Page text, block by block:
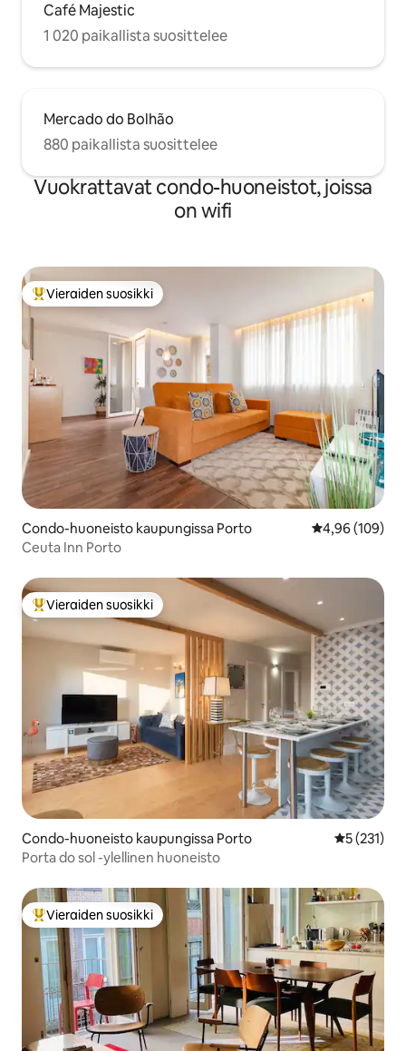
Café Majestic
1 020 paikallista suosittelee
Mercado do Bolhão
880 paikallista suosittelee
Vuokrattavat condo-huoneistot, joissa
on wifi
Vieraiden suosikkien parhaimmistoa
Vieraiden suosikki
Condo-huoneisto kaupungissa Porto
4,96 (109)
Ceuta Inn Porto
Vieraiden suosikkien parhaimmistoa
Vieraiden suosikki
Condo-huoneisto kaupungissa Porto
5 (231)
Porta do sol -ylellinen huoneisto
Vieraiden suosikkien parhaimmistoa
Vieraiden suosikki